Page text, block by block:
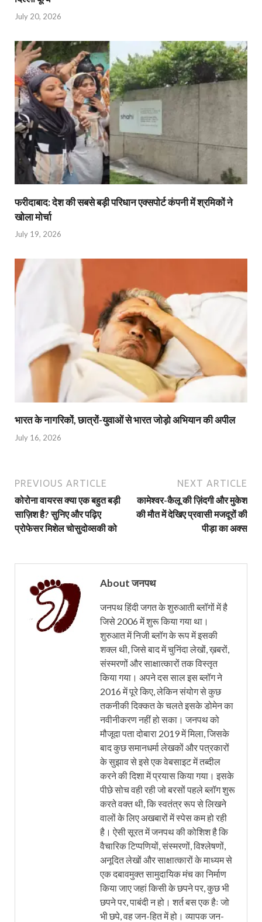
July 20, 2026
फरीदाबाद: देश की सबसे बड़ी परिधान एक्सपोर्ट कंपनी में श्रमिकों ने
खोला मोर्चा
July 19, 2026
भारत के नागरिकों, छात्रों-युवाओं से भारत जोड़ो अभियान की अपील
July 16, 2026
PREVIOUS ARTICLE
कोरोना वायरस क्या एक बहुत बड़ी
साज़िश है? सुनिए और पढ़िए
प्रोफेसर मिशेल चोसुदोव्सकी को
NEXT ARTICLE
कामेश्वर-कैलू की ज़िंदगी और मुकेश
की मौत में देखिए प्रवासी मजदूरों की
पीड़ा का अक्स
About जनपथ
जनपथ हिंदी जगत के शुरुआती ब्लॉगों में है
जिसे 2006 में शुरू किया गया था।
शुरुआत में निजी ब्लॉग के रूप में इसकी
शक्ल थी, जिसे बाद में चुनिंदा लेखों, ख़बरों,
संस्मरणों और साक्षात्कारों तक विस्तृत
किया गया। अपने दस साल इस ब्लॉग ने
2016 में पूरे किए, लेकिन संयोग से कुछ
तकनीकी दिक्कत के चलते इसके डोमेन का
नवीनीकरण नहीं हो सका। जनपथ को
मौजूदा पता दोबारा 2019 में मिला, जिसके
बाद कुछ समानधर्मा लेखकों और पत्रकारों
के सुझाव से इसे एक वेबसाइट में तब्दील
करने की दिशा में प्रयास किया गया। इसके
पीछे सोच वही रही जो बरसों पहले ब्लॉग शुरू
करते वक्त थी, कि स्वतंत्र रूप से लिखने
वालों के लिए अखबारों में स्पेस कम हो रही
है। ऐसी सूरत में जनपथ की कोशिश है कि
वैचारिक टिप्पणियों, संस्मरणों, विश्लेषणों,
अनूदित लेखों और साक्षात्कारों के माध्यम से
एक दबावमुक्त सामुदायिक मंच का निर्माण
किया जाए जहां किसी के छपने पर, कुछ भी
छपने पर, पाबंदी न हो। शर्त बस एक हैः जो
भी छपे, वह जन-हित में हो। व्यापक जन-